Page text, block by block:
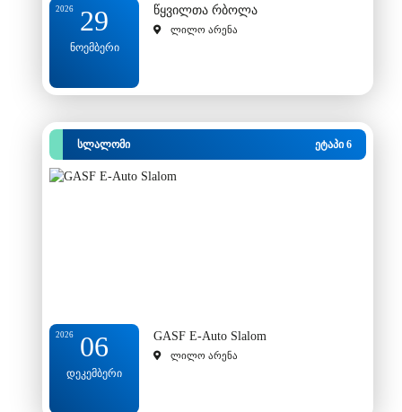
29
ნოემბერი
2026 წყვილთა რბოლა
ლილო არენა
სლალომი ეტაპი 6
06
დეკემბერი
2026 GASF E-Auto Slalom
ლილო არენა